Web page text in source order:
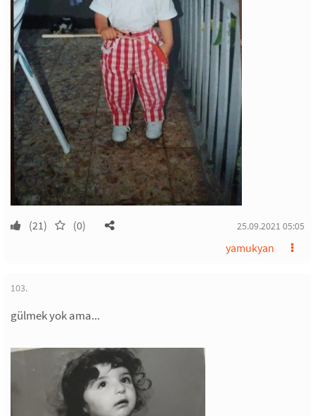
(21) (0) 25.09.2021 05:05
yamukyan
103.
gülmek yok ama...